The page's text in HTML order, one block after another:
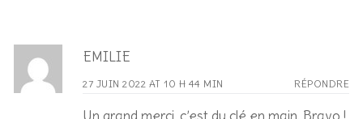
EMILIE
27 JUIN 2022 AT 10 H 44 MIN RÉPONDRE